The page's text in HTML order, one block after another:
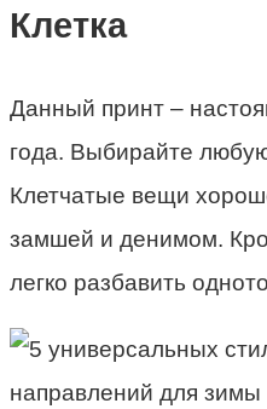
Клетка
Данный принт –
года. Выбирайте
Клетчатые вещи
замшей и денимом.
легко разбавить